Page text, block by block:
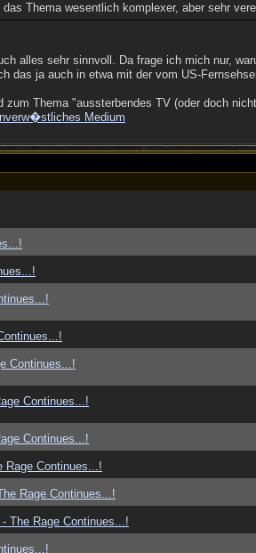
Thema wesentlich komplexer, aber sehr
alles sehr sinnvoll. Da frage ich mich nur,
das ja auch in etwa mit der vom US-
Thema "aussterbendes TV (oder doch
Medium
Continues...!
Continues...!
Continues...!
Rage Continues...!
Rage Continues...!
The Rage Continues...!